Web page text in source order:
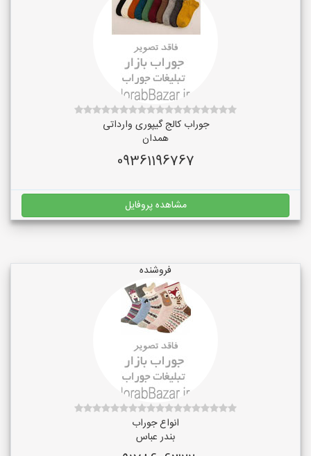
جوراب کالج گیپوری وارداتی
همدان
09361196767
مشاهده پروفایل
فروشنده
انواع جوراب
بندر عباس